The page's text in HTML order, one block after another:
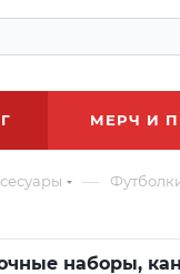
МЕРЧ И
—
наборы,